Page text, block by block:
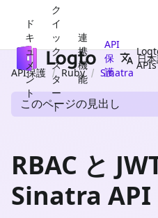
ド
キ
ュ
メ
ン
ト
ク
イ
ッ
ク
ス
タ
ー
ト
連
携
機
能
API
保
護
APIs
日
API保護
Ruby Sinatra
このページの見出し
RBAC と
Sinatra API